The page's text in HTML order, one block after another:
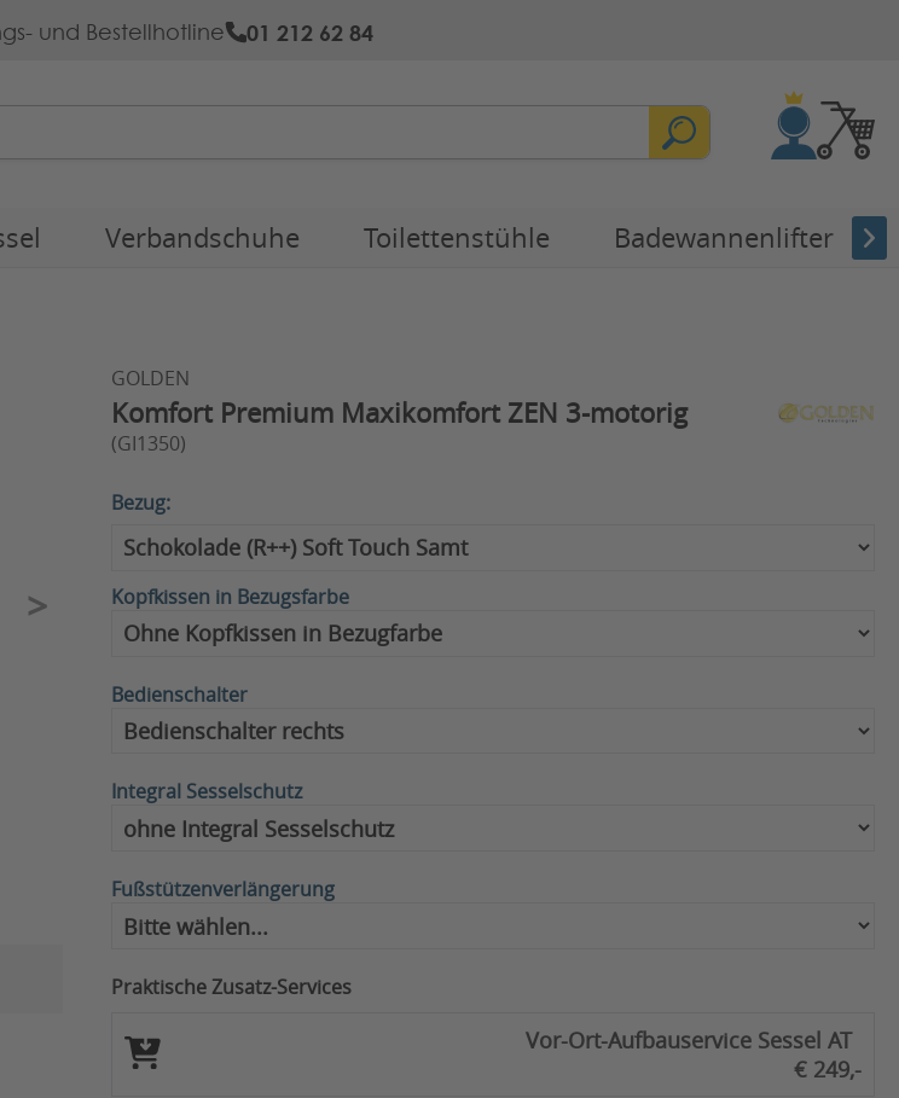
und Bestellhotline 01 212 62 84
Verbandschuhe Toilettenstühle Badewannenlifter
GOLDEN
Komfort Premium Maxikomfort ZEN 3-motorig
(GI1350)
Bezug:
Kopfkissen in Bezugsfarbe
Bedienschalter
Integral Sesselschutz
Fußstützenverlängerung
Praktische Zusatz-Services
Vor-Ort-Aufbauservice Sessel AT
€ 249,-